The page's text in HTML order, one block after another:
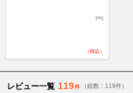
[PR]
（税込）
レビュー一覧 119件 （総数：119件）